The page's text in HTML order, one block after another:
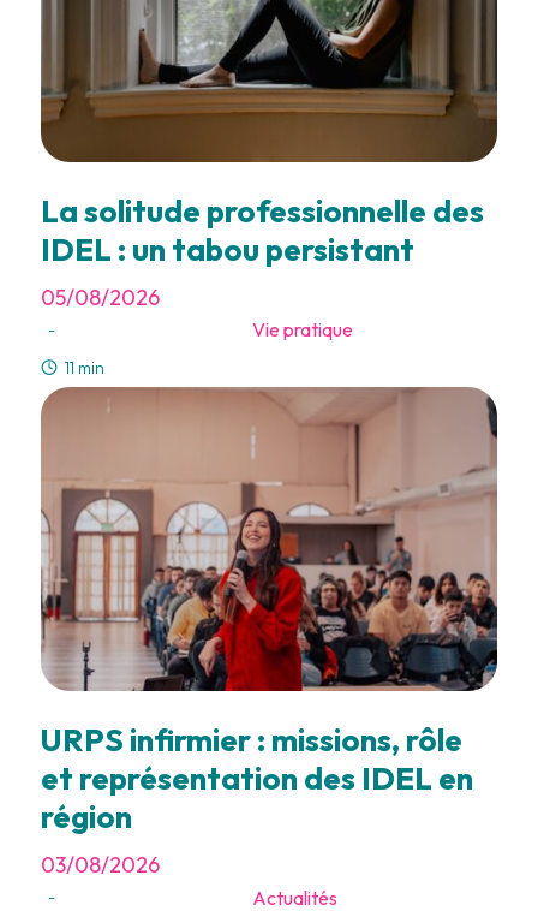
La solitude professionnelle des
IDEL : un tabou persistant
05/08/2026
- Vie pratique
11 min
URPS infirmier : missions, rôle
et représentation des IDEL en
région
03/08/2026
- Actualités